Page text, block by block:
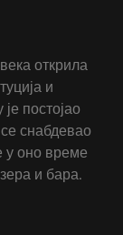
открила
и
постојао
снабдевао
у оно време
и бара.